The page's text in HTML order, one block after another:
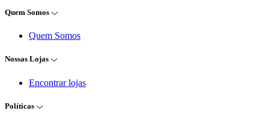
Quem Somos
Quem Somos
Nossas Lojas
Encontrar lojas
Políticas